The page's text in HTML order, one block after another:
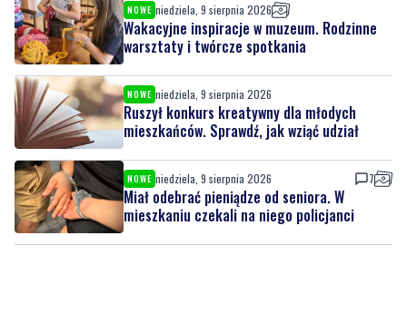
NOWE niedziela, 9 sierpnia 2026
Wakacyjne inspiracje w muzeum. Rodzinne
warsztaty i twórcze spotkania
NOWE niedziela, 9 sierpnia 2026
Ruszył konkurs kreatywny dla młodych
mieszkańców. Sprawdź, jak wziąć udział
NOWE niedziela, 9 sierpnia 2026 7
Miał odebrać pieniądze od seniora. W
mieszkaniu czekali na niego policjanci